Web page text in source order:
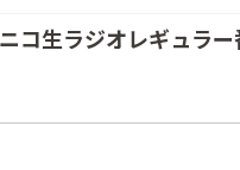
コ生ラジオレギュラ